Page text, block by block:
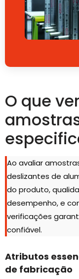
O que
Ao avaliar
deslizantes de
do produto,
desempenho, e
verificações
confiável.
Atributos
de fabricação